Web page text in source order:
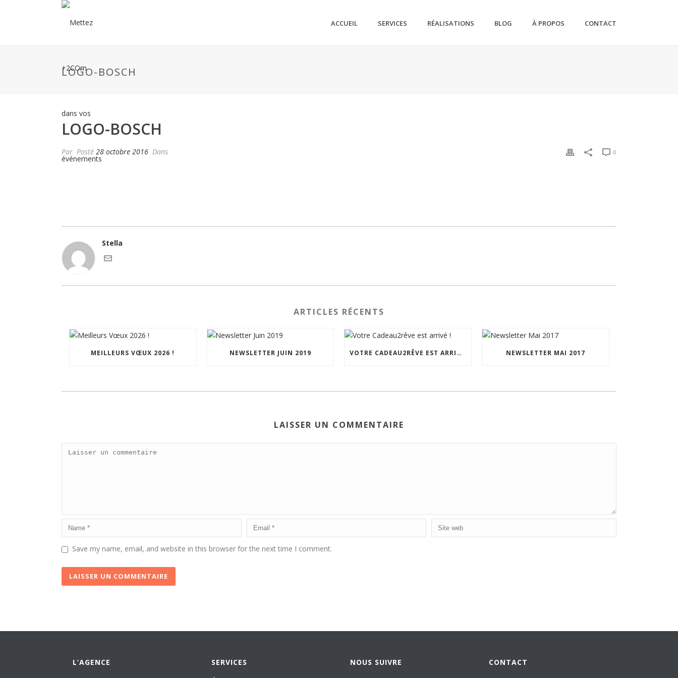
ACCUEIL SERVICES RÉALISATIONS BLOG À PROPOS CONTACT
LOGO-BOSCH
LOGO-BOSCH
Par Posté 28 octobre 2016 Dans 0
Stella
ARTICLES RÉCENTS
MEILLEURS VŒUX 2026 ! NEWSLETTER JUIN 2019 VOTRE CADEAU2RÊVE EST ARRIVÉ ! NEWSLETTER MAI 2017
LAISSER UN COMMENTAIRE
Save my name, email, and website in this browser for the next time I comment.
L’AGENCE
SERVICES
NOUS SUIVRE
CONTACT